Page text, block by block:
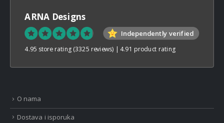
ARNA Designs
Independently verified
4.95 store rating (3325 reviews) | 4.91 product rating
O nama
Dostava i isporuka